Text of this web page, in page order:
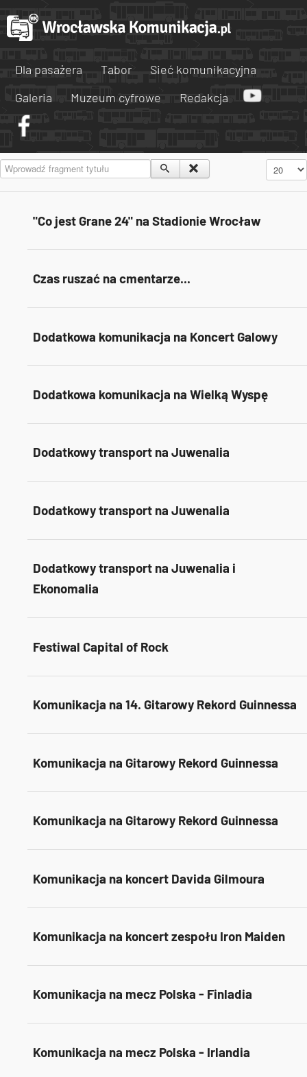
Dla pasażera Tabor
Sieć komunikacyjna
Galeria
Muzeum cyfrowe Redakcja
Wprowadź fragment tytułu Pokaż #
"Co jest Grane 24" na Stadionie Wrocław
Czas ruszać na cmentarze...
Dodatkowa komunikacja na Koncert Galowy
Dodatkowa komunikacja na Wielką Wyspę
Dodatkowy transport na Juwenalia
Dodatkowy transport na Juwenalia
Dodatkowy transport na Juwenalia i
Ekonomalia
Festiwal Capital of Rock
Komunikacja na 14. Gitarowy Rekord Guinnessa
Komunikacja na Gitarowy Rekord Guinnessa
Komunikacja na Gitarowy Rekord Guinnessa
Komunikacja na koncert Davida Gilmoura
Komunikacja na koncert zespołu Iron Maiden
Komunikacja na mecz Polska - Finladia
Komunikacja na mecz Polska - Irlandia